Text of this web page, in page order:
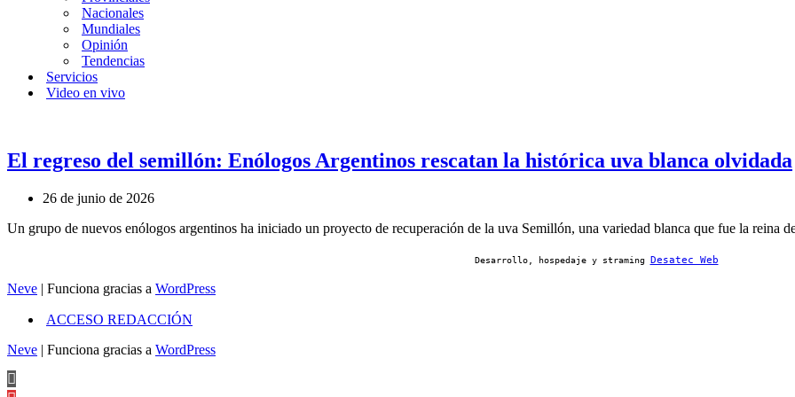
Nacionales
Mundiales
Opinión
Tendencias
Servicios
Video en vivo
El regreso del semillón: Enólogos Argentinos rescatan la histórica uva blanca olvidada
26 de junio de 2026
Un grupo de nuevos enólogos argentinos ha iniciado un proyecto de recuperación de la uva Semillón, una variedad blanca que fue la reina
Desarrollo, hospedaje y straming Desatec Web
Neve | Funciona gracias a WordPress
ACCESO REDACCIÓN
Neve | Funciona gracias a WordPress